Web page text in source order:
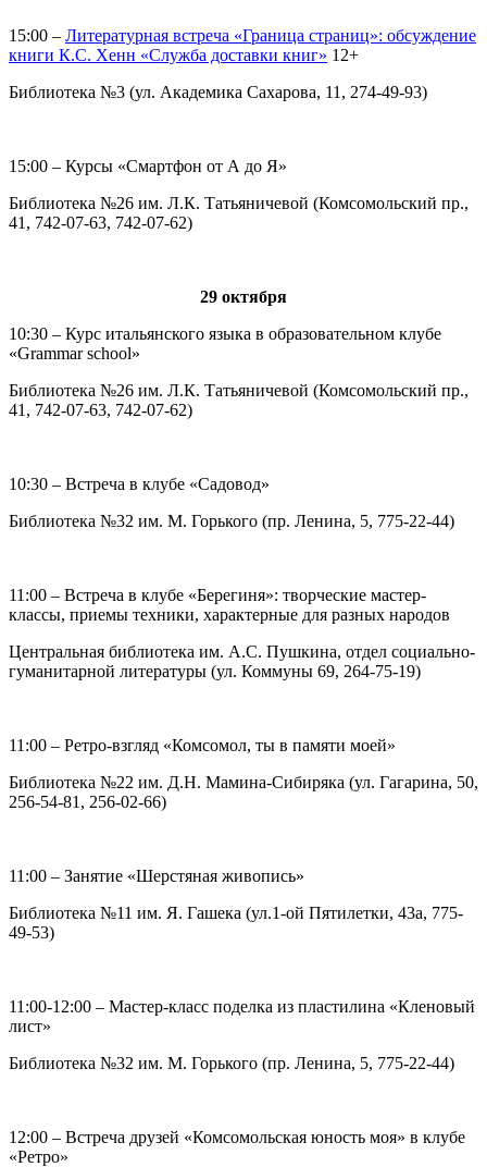
15:00 – Литературная встреча «Граница страниц»: обсуждение
книги К.С. Хенн «Служба доставки книг» 12+
Библиотека №3 (ул. Академика Сахарова, 11, 274-49-93)
15:00 – Курсы «Смартфон от А до Я»
Библиотека №26 им. Л.К. Татьяничевой (Комсомольский пр.,
41, 742-07-63, 742-07-62)
29 октября
10:30 – Курс итальянского языка в образовательном клубе
«Grammar school»
Библиотека №26 им. Л.К. Татьяничевой (Комсомольский пр.,
41, 742-07-63, 742-07-62)
10:30 – Встреча в клубе «Садовод»
Библиотека №32 им. М. Горького (пр. Ленина, 5, 775-22-44)
11:00 – Встреча в клубе «Берегиня»: творческие мастер-
классы, приемы техники, характерные для разных народов
Центральная библиотека им. А.С. Пушкина, отдел социально-
гуманитарной литературы (ул. Коммуны 69, 264-75-19)
11:00 – Ретро-взгляд «Комсомол, ты в памяти моей»
Библиотека №22 им. Д.Н. Мамина-Сибиряка (ул. Гагарина, 50,
256-54-81, 256-02-66)
11:00 – Занятие «Шерстяная живопись»
Библиотека №11 им. Я. Гашека (ул.1-ой Пятилетки, 43а, 775-
49-53)
11:00-12:00 – Мастер-класс поделка из пластилина «Кленовый
лист»
Библиотека №32 им. М. Горького (пр. Ленина, 5, 775-22-44)
12:00 – Встреча друзей «Комсомольская юность моя» в клубе
«Ретро»